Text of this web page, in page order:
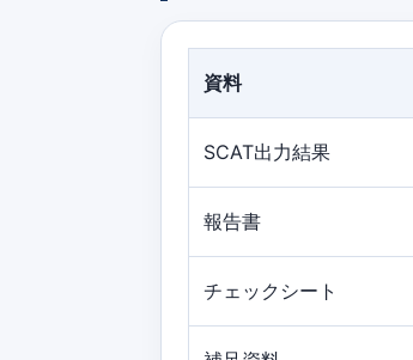
資料
SCAT出力結果
報告書
チェックシート